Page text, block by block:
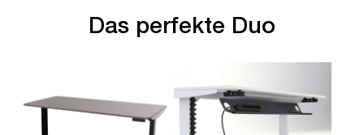
Das perfekte Duo